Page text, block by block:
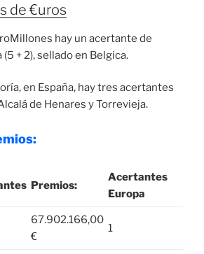
de €uros
hay un acertante de
+ 2), sellado en Belgica.
en España, hay tres acertantes
de Henares y Torrevieja.
Premios:
Acertantes
Europa
67.902.166,00
€
1